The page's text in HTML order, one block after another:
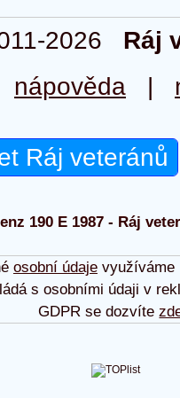
2026 Ráj
nápověda |
Ráj veteránů
190 E 1987 - Ráj
osobní údajevyužíváme
s osobními údaji v
GDPR se dozvíte